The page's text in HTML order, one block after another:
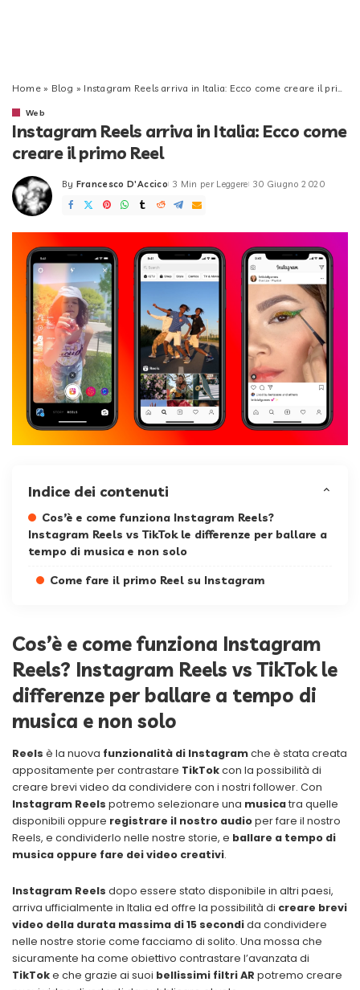
Home» Blog » Instagram Reels arriva in Italia: Ecco come creare il primo Reel
Web
Instagram Reels arriva in Italia: Ecco come
creare il primo Reel
Posted
by
By Francesco D'Accico 3 Min per Leggere 30 Giugno 2020
Indice dei contenuti
Cos’è e come funziona Instagram Reels?
Instagram Reels vs TikTok le differenze per ballare a
tempo di musica e non solo
Come fare il primo Reel su Instagram
Cos’è e come funziona Instagram
Reels? Instagram Reels vs TikTok le
differenze per ballare a tempo di
musica e non solo
Reels è la nuova funzionalità di Instagramche è stata creata
appositamente per contrastare TikTokcon la possibilità di
creare brevi video da condividere con i nostri follower. Con
Instagram Reels potremo selezionare una musicatra quelle
disponibili oppure registrare il nostro audioper fare il nostro
Reels, e condividerlo nelle nostre storie, e ballare a tempo di
musica oppure fare dei video creativi.
Instagram Reels dopo essere stato disponibile in altri paesi,
arriva ufficialmente in Italia ed offre la possibilità di creare brevi
video della durata massima di 15 secondida condividere
nelle nostre storie come facciamo di solito. Una mossa che
sicuramente ha come obiettivo contrastare l’avanzata di
TikToke che grazie ai suoi bellissimi filtri AR potremo creare